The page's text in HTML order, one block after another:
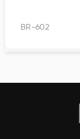
BR-602